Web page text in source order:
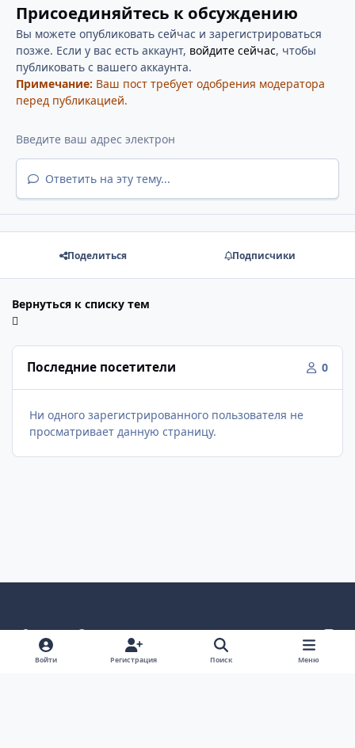
Присоединяйтесь к обсуждению
Вы можете опубликовать сейчас и зарегистрироваться
позже. Если у вас есть аккаунт, войдите сейчас, чтобы
публиковать с вашего аккаунта.
Примечание: Ваш пост требует одобрения модератора
перед публикацией.
Ответить на эту тему...
Поделиться Подписчики
Вернуться к списку тем
Последние посетители 0
Ни одного зарегистрированного пользователя не
просматривает данную страницу.
Светлый режим
Темный режим
Как в системе
v
k
Политика конфиденциальности
Войти Регистрация Поиск Меню